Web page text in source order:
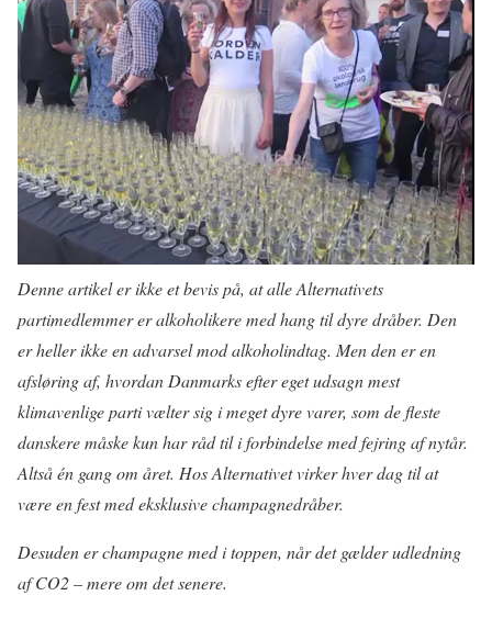
Denne artikel er ikke et bevis på, at alle Alternativets
partimedlemmer er alkoholikere med hang til dyre dråber. Den
er heller ikke en advarsel mod alkoholindtag. Men den er en
afsløring af, hvordan Danmarks efter eget udsagn mest
klimavenlige parti vælter sig i meget dyre varer, som de fleste
danskere måske kun har råd til i forbindelse med fejring af nytår.
Altså én gang om året. Hos Alternativet virker hver dag til at
være en fest med eksklusive champagnedråber.
Desuden er champagne med i toppen, når det gælder udledning
af CO2 – mere om det senere.